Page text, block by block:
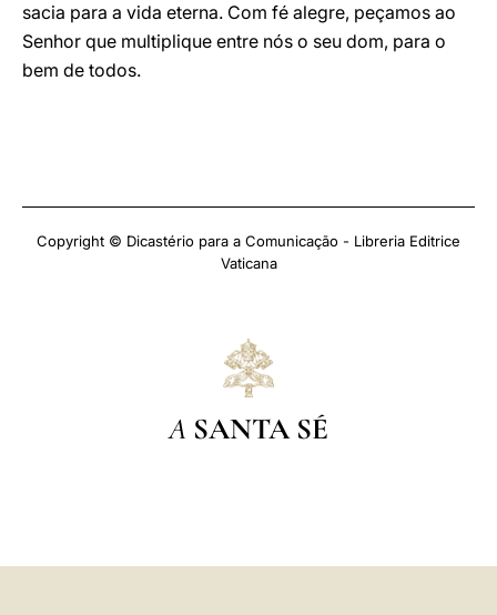
sacia para a vida eterna. Com fé alegre, peçamos ao
Senhor que multiplique entre nós o seu dom, para o
bem de todos.
Copyright © Dicastério para a Comunicação - Libreria Editrice
Vaticana
A SANTA SÉ